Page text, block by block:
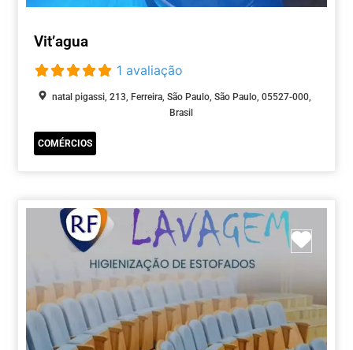
Vit’agua
1 avaliação
natal pigassi, 213, Ferreira, São Paulo, São Paulo, 05527-000,
Brasil
COMÉRCIOS